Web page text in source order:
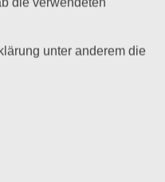
in der
unter anderem die